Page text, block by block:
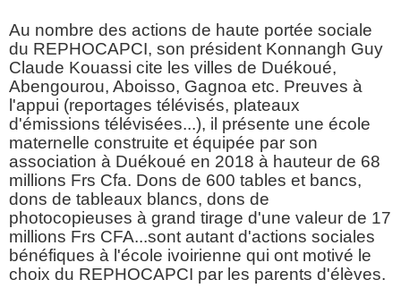
Au nombre des actions de haute portée sociale
du REPHOCAPCI, son président Konnangh Guy
Claude Kouassi cite les villes de Duékoué,
Abengourou, Aboisso, Gagnoa etc. Preuves à
l'appui (reportages télévisés, plateaux
d'émissions télévisées...), il présente une école
maternelle construite et équipée par son
association à Duékoué en 2018 à hauteur de 68
millions Frs Cfa. Dons de 600 tables et bancs,
dons de tableaux blancs, dons de
photocopieuses à grand tirage d'une valeur de 17
millions Frs CFA...sont autant d'actions sociales
bénéfiques à l'école ivoirienne qui ont motivé le
choix du REPHOCAPCI par les parents d'élèves.